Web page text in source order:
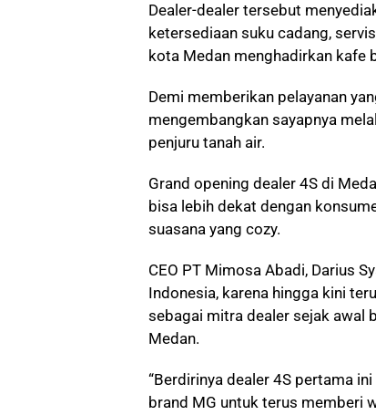
Dealer-dealer tersebut
ketersediaan suku cadang,
kota Medan menghadirkan kafe
Demi memberikan pelayanan
mengembangkan sayapnya
penjuru tanah air.
Grand opening dealer 4S di
bisa lebih dekat dengan
suasana yang cozy.
CEO PT Mimosa Abadi, Darius
Indonesia, karena hingga kini
sebagai mitra dealer sejak awal
Medan.
“Berdirinya dealer 4S pertama
brand MG untuk terus memberi